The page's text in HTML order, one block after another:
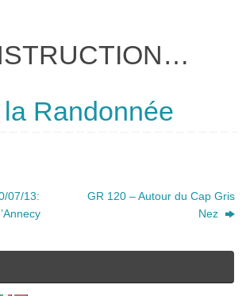
Randonnée
07/13:
GR 120 – Autour du Cap Gris
Nez